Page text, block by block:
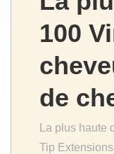
100
de
La plus
Tip